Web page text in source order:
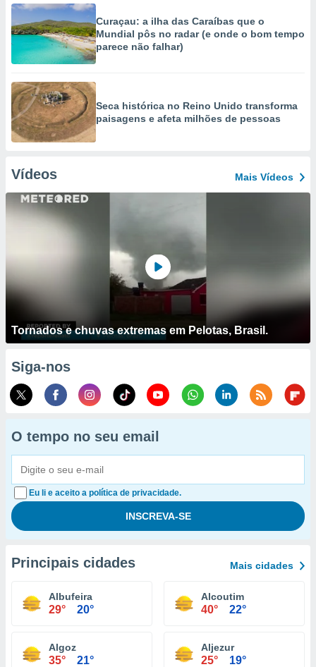
Curaçau: a ilha das Caraíbas que o
Mundial pôs no radar (e onde o bom tempo
parece não falhar)
Seca histórica no Reino Unido transforma
paisagens e afeta milhões de pessoas
Vídeos Mais Vídeos
Tornados e chuvas extremas em Pelotas, Brasil.
Siga-nos
O tempo no seu email
Eu li e aceito a política de privacidade.
Principais cidades Mais cidades
Albufeira
29° 20°
Alcoutim
40° 22°
Algoz
35° 21°
Aljezur
25° 19°